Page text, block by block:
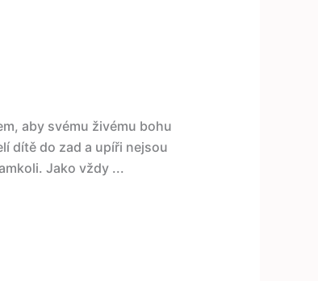
aby svému živému bohu
dítě do zad a upíři nejsou
Jako vždy ...